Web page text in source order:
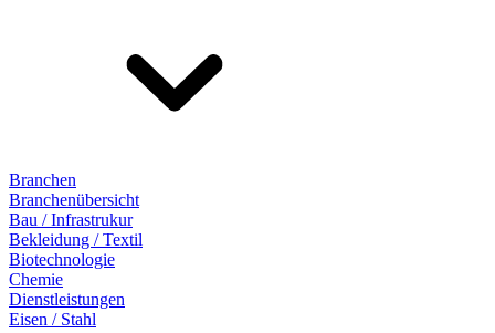
Branchen
Branchenübersicht
Bau / Infrastrukur
Bekleidung / Textil
Biotechnologie
Chemie
Dienstleistungen
Eisen / Stahl